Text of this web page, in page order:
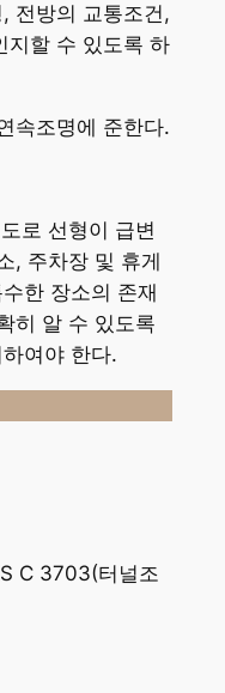
전방의 교통조건,
지할 수 있도록 하
속조명에 준한다.
로 선형이 급변
, 주차장 및 휴게
한 장소의 존재
히 알 수 있도록
여야 한다.
C 3703(터널조